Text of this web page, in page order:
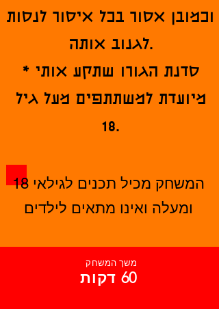
וכמובן אסור בכל איסור לנסות
לגנוב אותה.
* סדנת הגורו שתקע אותי
מיועדת למשתתפים מעל גיל
18.
המשחק מכיל תכנים לגילאי 18
ומעלה ואינו מתאים לילדים
משך המשחק
60 דקות